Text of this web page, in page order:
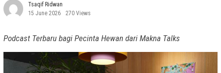
Tsaqif Ridwan
15 June 2026
270 Views
Podcast Terbaru bagi Pecinta Hewan dari Makna Talks